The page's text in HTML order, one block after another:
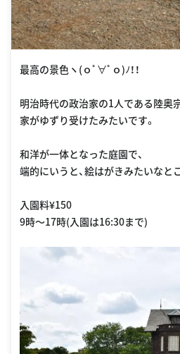
最高の景色ヽ(ｏﾟ∀ﾟｏ)ﾉ！！
明治時代の政治家の1人である陸奥
家がゆずり受けたみたいです。
和洋が一体となった庭園で、
端的にいうと、絵はがきみたいなと
入園料¥150
9時〜17時(入園は16:30まで)